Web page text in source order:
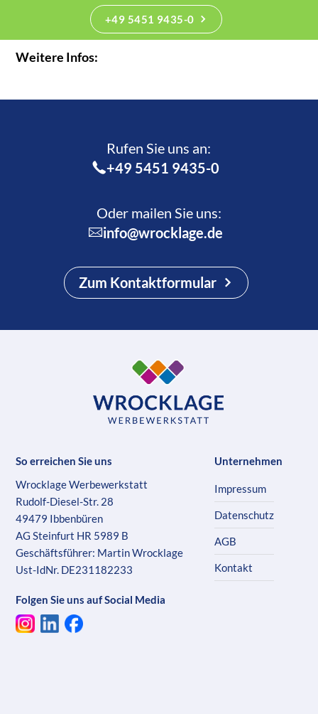
+49 5451 9435-0
Weitere Infos:
Rufen Sie uns an:­
+49 5451 9435-0
Oder mailen Sie uns:
info@wrocklage.de
Zum Kontaktformular
So erreichen Sie uns
Wrocklage Werbewerkstatt
Rudolf-Diesel-Str. 28
49479 Ibbenbüren
AG Steinfurt HR 5989 B
Geschäftsführer: Martin Wrocklage
Ust-IdNr. DE231182233
Folgen Sie uns auf Social Media
Unternehmen
Impressum
Datenschutz
AGB
Kontakt